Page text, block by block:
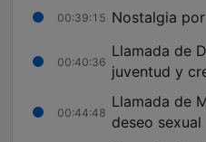
00:39:15 Nostalgia
00:40:36
Llamada de
juventud y
00:44:48
Llamada de
deseo sexual